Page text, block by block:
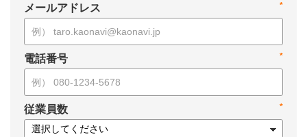
*
メールアドレス
*
電話番号
*
従業員数